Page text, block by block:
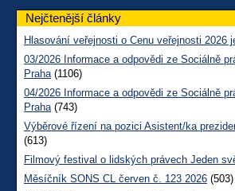
Nejčtenější články
Hlasování veřejnosti o Cenu veřejnosti 2026
03/2026 Informace a odpovědi ze Sociálně
Praha(1106)
04/2026 Informace a odpovědi ze Sociálně
Praha(743)
Výběrové řízení na pozici Asistent/ka
(613)
Filmový festival o lidských právech Jeden
Měsíčník SONS CL červen č. 123 2026 (503)